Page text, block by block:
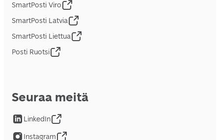
SmartPosti Viro
SmartPosti Latvia
SmartPosti Liettua
Posti Ruotsi
Seuraa meitä
LinkedIn
Instagram